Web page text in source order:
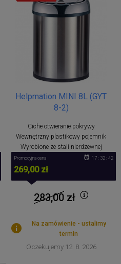
Helpmation MINI 8L (GYT
8-2)
Ciche otwieranie pokrywy
Wewnętrzny plastikowy pojemnik
Wyrobione ze stali nierdzewnej
Promocyjna cena
269,00 zł
17 : 32 : 42
283,00zł
Na zamówienie - ustalimy
termin
Oczekujemy 12. 8. 2026